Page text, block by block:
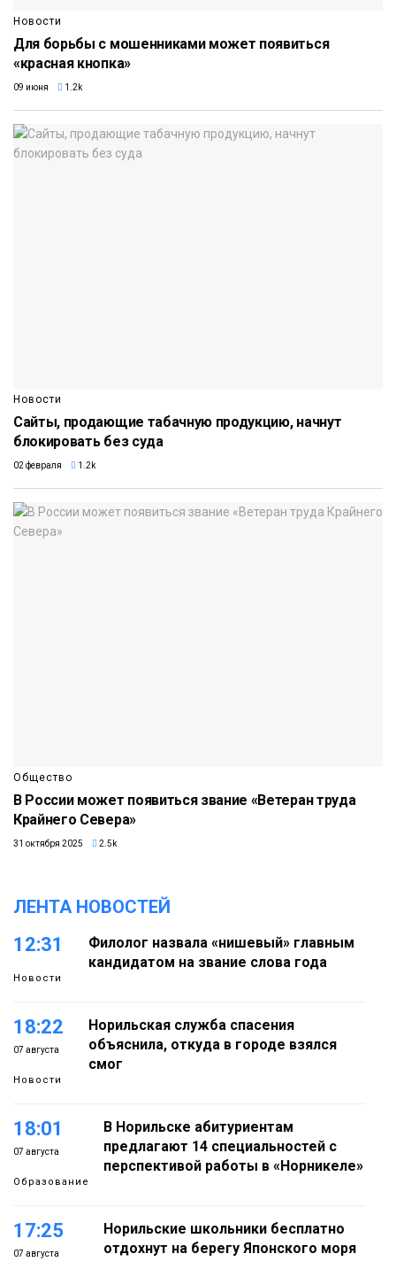
Новости
Для борьбы с мошенниками может появиться
«красная кнопка»
09 июня 1.2k
Новости
Сайты, продающие табачную продукцию, начнут
блокировать без суда
02 февраля 1.2k
Общество
В России может появиться звание «Ветеран труда
Крайнего Севера»
31 октября 2025 2.5k
ЛЕНТА НОВОСТЕЙ
12:31
Новости
Филолог назвала «нишевый» главным
кандидатом на звание слова года
18:22
07 августа
Новости
Норильская служба спасения
объяснила, откуда в городе взялся
смог
18:01
07 августа
Образование
В Норильске абитуриентам
предлагают 14 специальностей с
перспективой работы в «Норникеле»
17:25
07 августа
Норильские школьники бесплатно
отдохнут на берегу Японского моря